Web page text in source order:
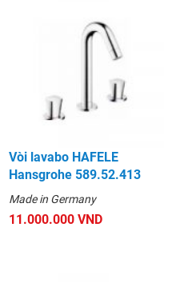
Vòi lavabo HAFELE
Hansgrohe 589.52.413
Made in Germany
11.000.000 VND